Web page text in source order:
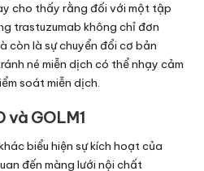
cho thấy rằng đối với một tập
trastuzumab không chỉ đơn
còn là sự chuyển đổi cơ bản
né miễn dịch có thể nhạy cảm
soát miễn dịch.
và GOLM1
biểu hiện sự kích hoạt của
đến màng lưới nội chất